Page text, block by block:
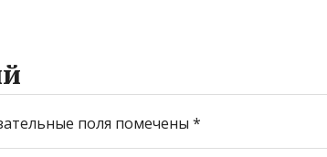
поля помечены *